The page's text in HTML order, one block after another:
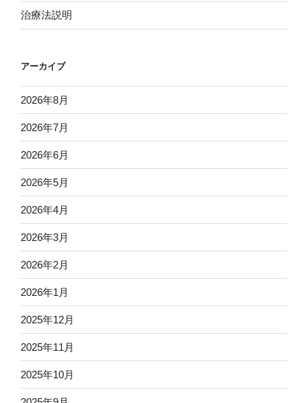
治療法説明
アーカイブ
2026年8月
2026年7月
2026年6月
2026年5月
2026年4月
2026年3月
2026年2月
2026年1月
2025年12月
2025年11月
2025年10月